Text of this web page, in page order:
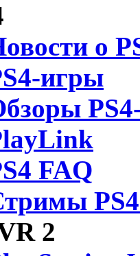
о
игры
FAQ
2